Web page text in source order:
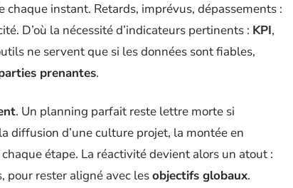
chaque instant. Retards, imprévus, dépassements :
D’où la nécessité d’indicateurs pertinents : KPI,
ne servent que si les données sont fiables,
prenantes.
. Un planning parfait reste lettre morte si
diffusion d’une culture projet, la montée en
étape. La réactivité devient alors un atout :
pour rester aligné avec lesobjectifs globaux.